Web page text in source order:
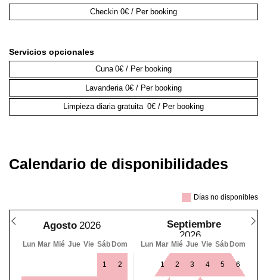
Checkin 0€ / Per booking
Servicios opcionales
Cuna 0€ / Per booking
Lavanderia 0€ / Per booking
Limpieza diaria gratuita 0€ / Per booking
Calendario de disponibilidades
Días no disponibles
Agosto Septiembre
Lun Mar Mié Jue Vie Sáb Dom Lun Mar Mié Jue Vie Sáb Dom
1 2 1 2 3 4 5 6